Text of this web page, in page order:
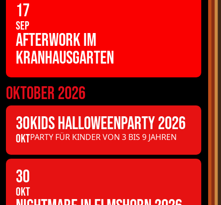
17
SEP
AFTERWORK IM
KRANHAUSGARTEN
OKTOBER 2026
30
OKT
KIDS HALLOWEENPARTY 2026
PARTY FÜR KINDER VON 3 BIS 9 JAHREN
30
OKT